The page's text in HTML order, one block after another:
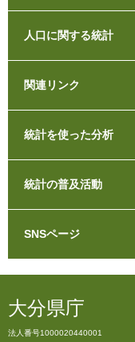
人口に関する統計
関連リンク
統計を使った分析
統計の普及活動
SNSページ
大分県庁
法人番号1000020440001